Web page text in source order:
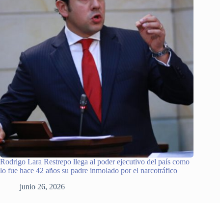
Rodrigo Lara Restrepo llega al poder ejecutivo del país como
lo fue hace 42 años su padre inmolado por el narcotráfico
junio 26, 2026